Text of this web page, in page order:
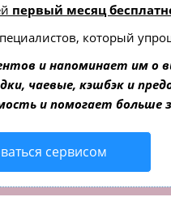
первый месяц
который
и напоминает им о
чаевые, кэшбэк и
и помогает больше
сервисом